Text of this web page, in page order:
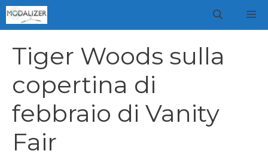
Vai
al
Tiger Woods sulla
copertina di
febbraio di Vanity
Fair